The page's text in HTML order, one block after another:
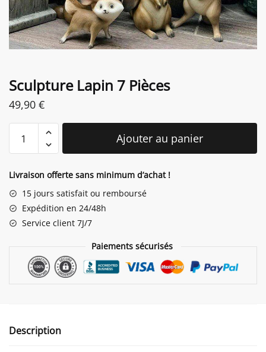
Sculpture Lapin 7 Pièces
49,90 €
Lapin
Pièces
Ajouter au panier
Livraison offerte sans minimum d’achat !
15 jours satisfait ou remboursé
Expédition en 24/48h
Service client 7J/7
Paiements sécurisés
Description